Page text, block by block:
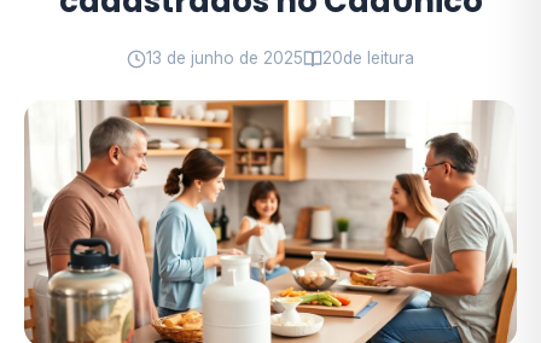
13 de junho de 2025 20de leitura